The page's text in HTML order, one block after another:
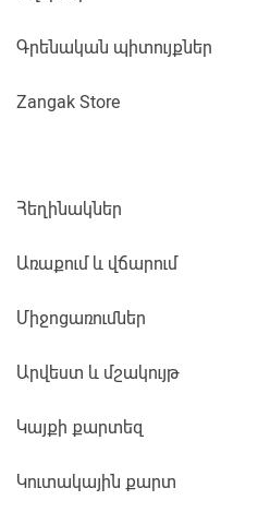
Գրենական պիտույքներ
Zangak Store
Հեղինակներ
Առաքում և վճարում
Միջոցառումներ
Արվեստ և մշակույթ
Կայքի քարտեզ
Կուտակային քարտ